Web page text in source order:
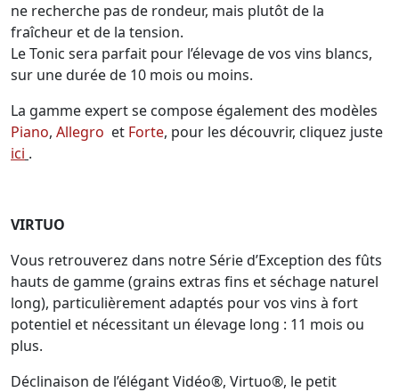
ne recherche pas de rondeur, mais plutôt de la
fraîcheur et de la tension.
Le Tonic sera parfait pour l’élevage de vos vins blancs,
sur une durée de 10 mois ou moins.
La gamme expert se compose également des modèles
Piano, Allegro et Forte, pour les découvrir, cliquez juste
ici .
VIRTUO
Vous retrouverez dans notre Série d’Exception des fûts
hauts de gamme (grains extras fins et séchage naturel
long), particulièrement adaptés pour vos vins à fort
potentiel et nécessitant un élevage long : 11 mois ou
plus.
Déclinaison de l’élégant Vidéo®, Virtuo®, le petit